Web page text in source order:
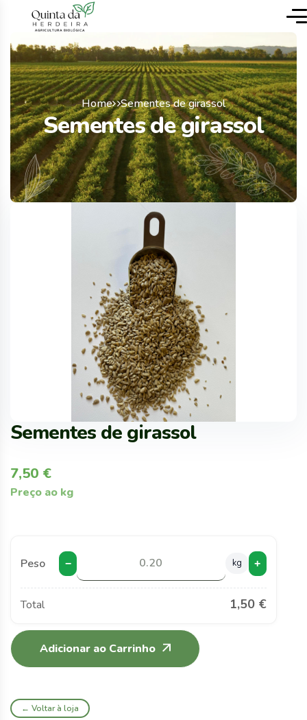
Home Sementes de girassol
Sementes de girassol
Sementes de girassol
7,50 €
Preço ao kg
Peso − kg +
Total 1,50 €
Adicionar ao Carrinho
← Voltar à loja